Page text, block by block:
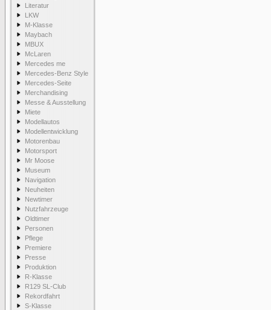
Literatur
LKW
M-Klasse
Maybach
MBUX
McLaren
Mercedes me
Mercedes-Benz Style
Mercedes-Seite
Merchandising
Messe & Ausstellung
Miete
Modellautos
Modellentwicklung
Motorenbau
Motorsport
Mr Moose
Museum
Navigation
Neuheiten
Newtimer
Nutzfahrzeuge
Oldtimer
Personen
Pflege
Premiere
Presse
Produktion
R-Klasse
R129 SL-Club
Rekordfahrt
S-Klasse